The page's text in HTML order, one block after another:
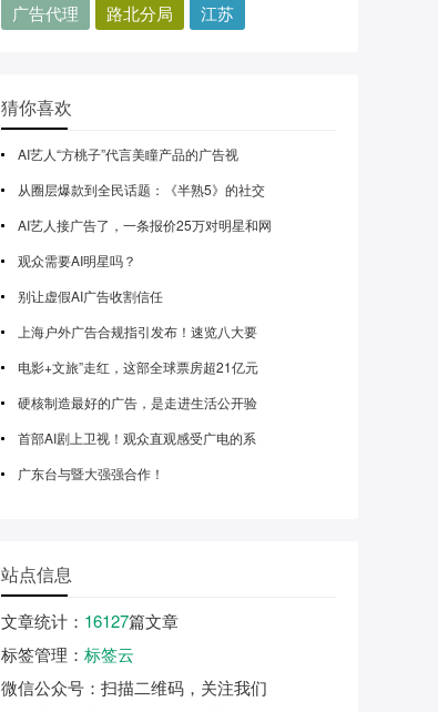
广告代理
路北分局 江苏
猜你喜欢
AI艺人“方桃子”代言美瞳产品的广告视
从圈层爆款到全民话题：《半熟5》的社交
AI艺人接广告了，一条报价25万对明星和网
观众需要AI明星吗？
别让虚假AI广告收割信任
上海户外广告合规指引发布！速览八大要
电影+文旅”走红，这部全球票房超21亿元
硬核制造最好的广告，是走进生活公开验
首部AI剧上卫视！观众直观感受广电的系
广东台与暨大强强合作！
站点信息
文章统计 ： 16127篇文章
标签管理 ： 标签云
微信公众号 ：扫描二维码，关注我们